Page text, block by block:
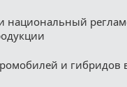
национальный
и гибридов